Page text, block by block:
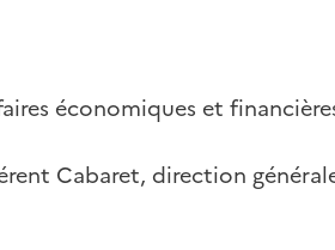
économiques et
Cabaret, direction